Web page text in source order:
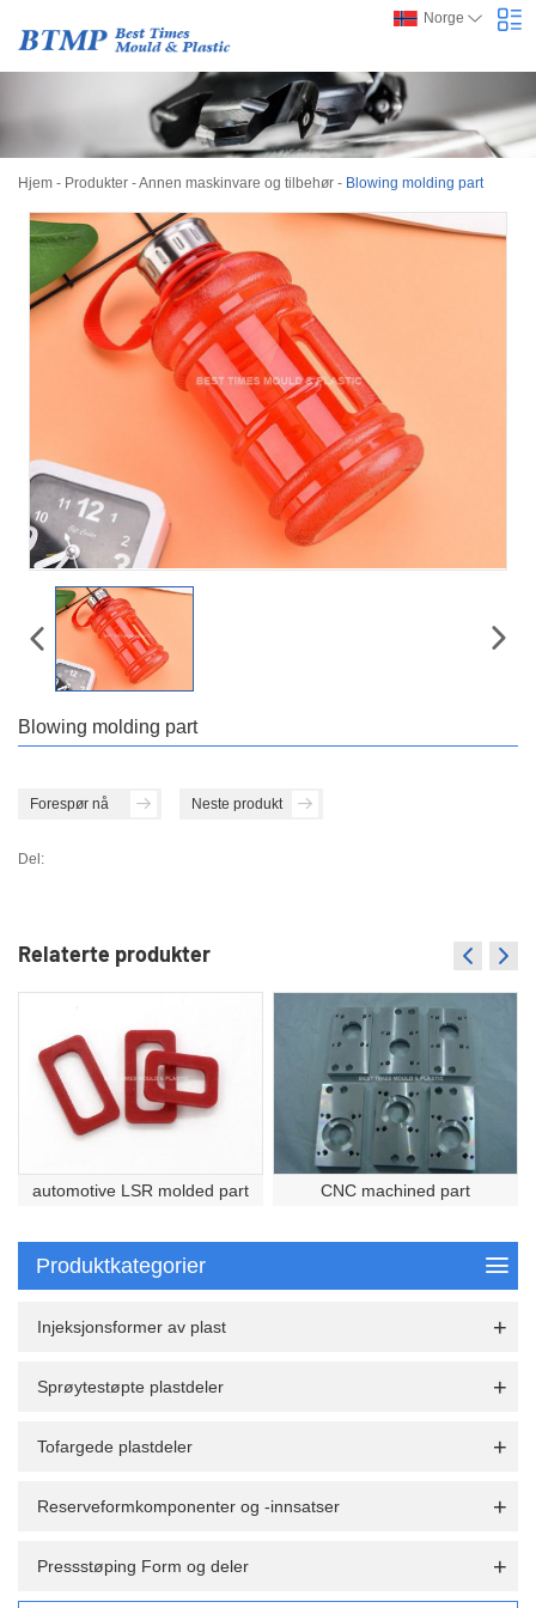
Norge
Hjem - Produkter -Annen maskinvare og tilbehør - Blowing molding part
Blowing molding part
Forespør nå Neste produkt
Del:
Relaterte produkter
automotive LSR molded part CNC machined part
Produktkategorier
Injeksjonsformer av plast
Sprøytestøpte plastdeler
Tofargede plastdeler
Reserveformkomponenter og -innsatser
Pressstøping Form og deler